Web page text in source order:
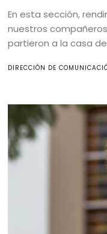
En esta sección,
nuestros
partieron a la casa
DIRECCIÓN DE